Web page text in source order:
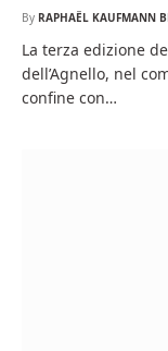
By RAPHAËL KAUFMANN
La terza edizione
dell’Agnello, nel
confine con…